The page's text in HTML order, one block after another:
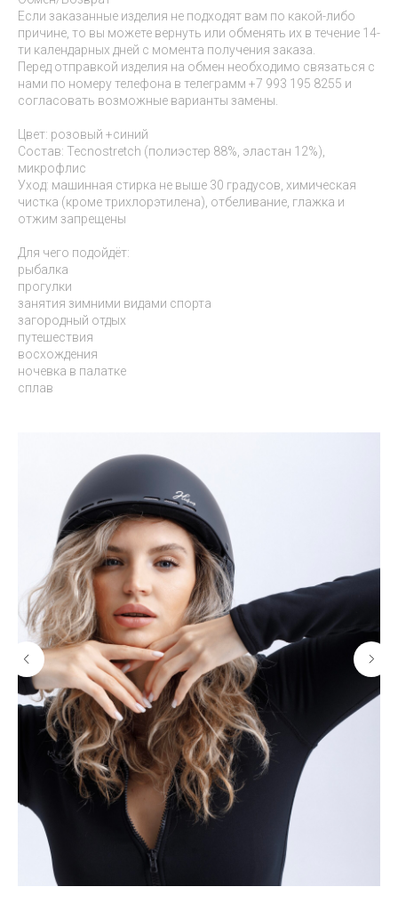
Если заказанные изделия не подходят вам по какой-либо
причине, то вы можете вернуть или обменять их в течение 14-
ти календарных дней с момента получения заказа.
Перед отправкой изделия на обмен необходимо связаться с
нами по номеру телефона в телеграмм +7 993 195 8255 и
согласовать возможные варианты замены.
Цвет: розовый +синий
Состав: Tecnostretch (полиэстер 88%, эластан 12%),
микрофлис
Уход: машинная стирка не выше 30 градусов, химическая
чистка (кроме трихлорэтилена), отбеливание, глажка и
отжим запрещены
Для чего подойдёт:
рыбалка
прогулки
занятия зимними видами спорта
загородный отдых
путешествия
восхождения
ночевка в палатке
сплав